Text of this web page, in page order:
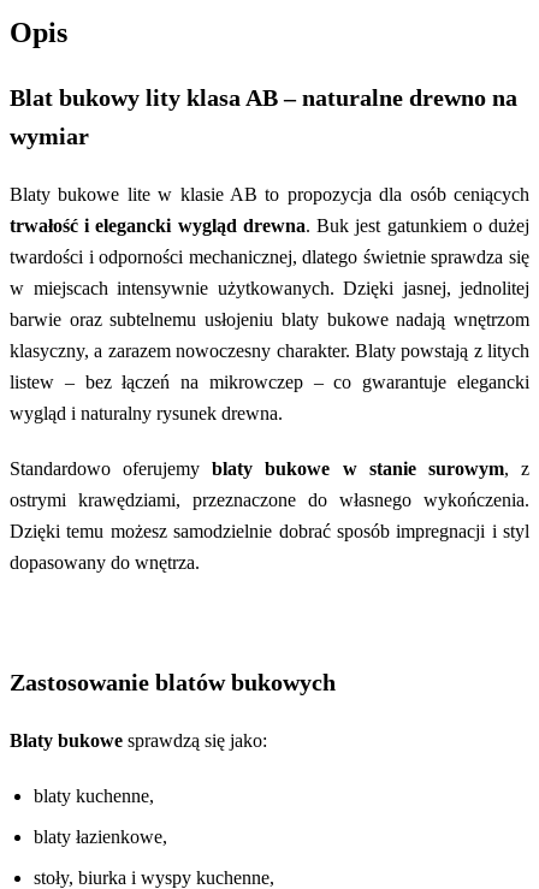
Opis
Blat bukowy lity klasa AB – naturalne drewno na
wymiar
Blaty bukowe lite w klasie AB to propozycja dla osób ceniących
trwałość i elegancki wygląd drewna. Buk jest gatunkiem o dużej
twardości i odporności mechanicznej, dlatego świetnie sprawdza się
w miejscach intensywnie użytkowanych. Dzięki jasnej, jednolitej
barwie oraz subtelnemu usłojeniu blaty bukowe nadają wnętrzom
klasyczny, a zarazem nowoczesny charakter. Blaty powstają z litych
listew – bez łączeń na mikrowczep – co gwarantuje elegancki
wygląd i naturalny rysunek drewna.
Standardowo oferujemyblaty bukowe w stanie surowym, z
ostrymi krawędziami, przeznaczone do własnego wykończenia.
Dzięki temu możesz samodzielnie dobrać sposób impregnacji i styl
dopasowany do wnętrza.
Zastosowanie blatów bukowych
Blaty bukowe sprawdzą się jako:
blaty kuchenne,
blaty łazienkowe,
stoły, biurka i wyspy kuchenne,